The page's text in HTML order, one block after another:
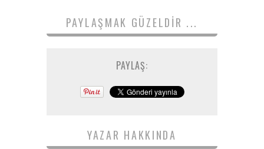
PAYLAŞMAK GÜZELDIR ...
PAYLAŞ:
YAZAR HAKKINDA